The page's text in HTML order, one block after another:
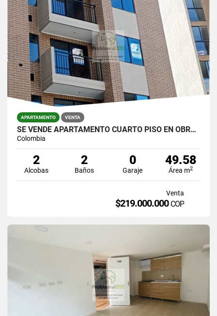
APARTAMENTO VENTA
SE VENDE APARTAMENTO CUARTO PISO EN OBRA GRIS
Colombia
2
Alcobas
2
Baños
0
Garaje
49.58
Área m2
Venta
$219.000.000 COP